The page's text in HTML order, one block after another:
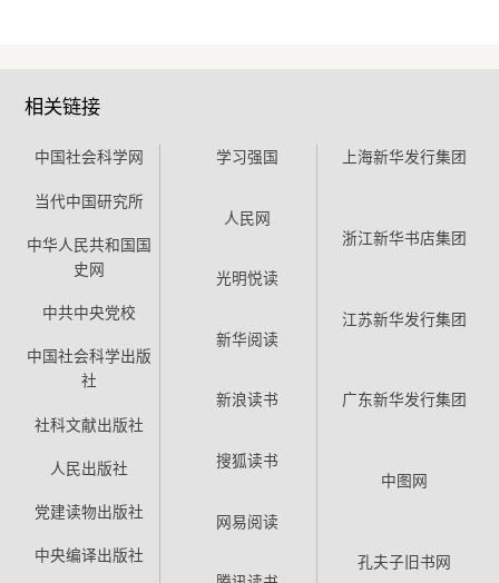
相关链接
中国社会科学网
当代中国研究所
中华人民共和国国
史网
中共中央党校
中国社会科学出版
社
社科文献出版社
人民出版社
党建读物出版社
中央编译出版社
学习强国
人民网
光明悦读
新华阅读
新浪读书
搜狐读书
网易阅读
上海新华发行集团
浙江新华书店集团
江苏新华发行集团
广东新华发行集团
中图网
孔夫子旧书网